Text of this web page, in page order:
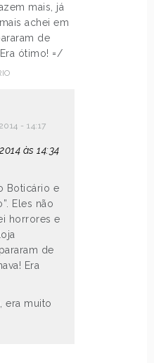
mais, já
achei em
de
ótimo! =/
- 14:17
às 14:34
Boticário e
Eles não
horrores e
de
Era
era muito